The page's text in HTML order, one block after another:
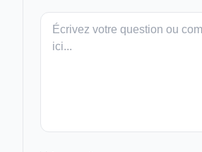
Votre
message